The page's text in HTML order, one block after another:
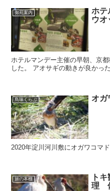
御苑案内
ホテ
ウ
ホテルマンデー主催の早朝、京
した。 アオサギの動きが良かった
鳥味くらぶ オガ
2020年淀川河川敷にオガワコマド
旅の本棚
ト
理